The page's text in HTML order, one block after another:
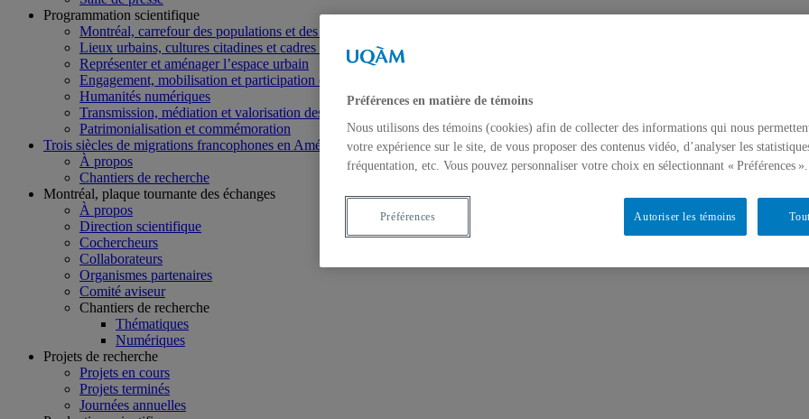
Programmation scientifique
Montréal, carrefour des populations et des échanges
Lieux urbains, cultures citadines et cadres de vie
Représenter et aménager l’espace urbain
Engagement, mobilisation et participation dans la cité
Humanités numériques
Transmission, médiation et valorisation des savoirs
Patrimonialisation et commémoration
Trois siècles de migrations francophones en Amérique du Nord (1640-1940)
À propos
Chantiers de recherche
Montréal, plaque tournante des échanges
À propos
Direction scientifique
Cochercheurs
Collaborateurs
Organismes partenaires
Comité aviseur
Chantiers de recherche
Thématiques
Numériques
Projets de recherche
Projets en cours
Projets terminés
Journées annuelles
Préférences en matière de témoins
Nous utilisons des témoins (cookies) afin de collecter des informations qui nous
votre expérience sur le site, de vous proposer des contenus vidéo, d’analyser les
fréquentation, etc. Vous pouvez personnaliser votre choix en sélectionnant « Préférences ».
Autoriser les témoins
Préférences